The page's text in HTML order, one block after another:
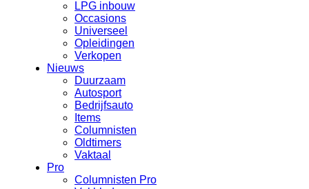
LPG inbouw
Occasions
Universeel
Opleidingen
Verkopen
Nieuws
Duurzaam
Autosport
Bedrijfsauto
Items
Columnisten
Oldtimers
Vaktaal
Pro
Columnisten Pro